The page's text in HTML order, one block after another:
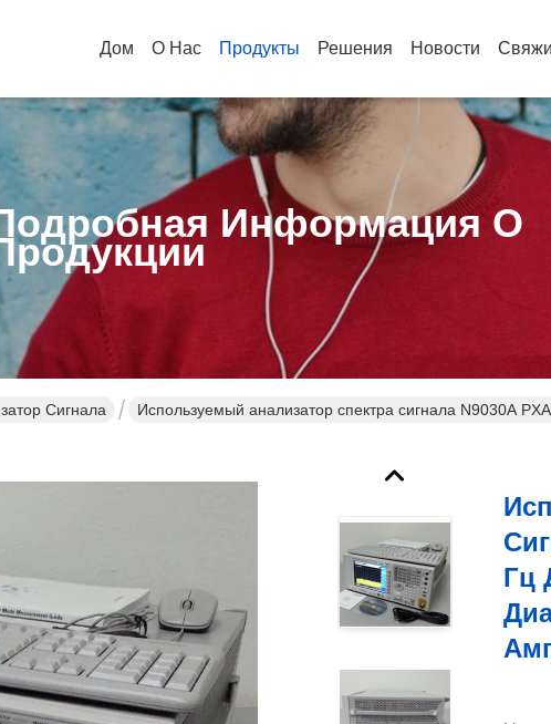
Дом О Нас Продукты Решения Новости
Информация О
Сигнала
Используемый анализатор спектра сигнала N9030A
Гц